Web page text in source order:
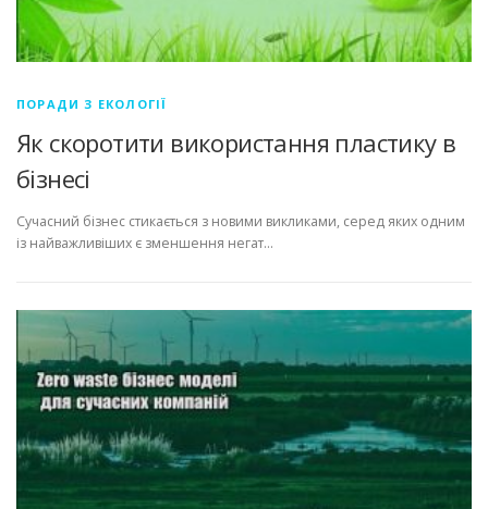
ПОРАДИ З ЕКОЛОГІЇ
Як скоротити використання пластику в
бізнесі
Сучасний бізнес стикається з новими викликами, серед яких одним
із найважливіших є зменшення негат…